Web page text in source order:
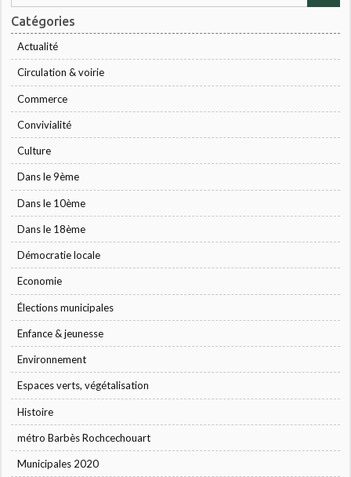
Catégories
Actualité
Circulation & voirie
Commerce
Convivialité
Culture
Dans le 9ème
Dans le 10ème
Dans le 18ème
Démocratie locale
Economie
Élections municipales
Enfance & jeunesse
Environnement
Espaces verts, végétalisation
Histoire
métro Barbès Rochcechouart
Municipales 2020